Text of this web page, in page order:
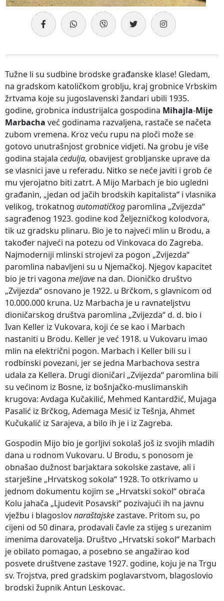
Tužne li su sudbine brodske građanske klase! Gledam,
na gradskom katoličkom groblju, kraj grobnice Vrbskim
žrtvama koje su jugoslavenski žandari ubili 1935.
godine, grobnica industrijalca gospodina Mihajla-Mije
Marbacha već godinama razvaljena, rastače se načeta
zubom vremena. Kroz veću rupu na ploči može se
gotovo unutrašnjost grobnice vidjeti. Na grobu je više
godina stajala cedulja, obavijest grobljanske uprave da
se vlasnici jave u referadu. Nitko se neće javiti i grob će
mu vjerojatno biti zatrt. A Mijo Marbach je bio ugledni
građanin, „jedan od jačih brodskih kapitalista“ i vlasnika
velikog, trokatnog automatičkog paromlina „Zvijezda“
sagrađenog 1923. godine kod Željezničkog kolodvora,
tik uz gradsku plinaru. Bio je to najveći mlin u Brodu, a
također najveći na potezu od Vinkovaca do Zagreba.
Najmoderniji mlinski strojevi za pogon „Zvijezda“
paromlina nabavljeni su u Njemačkoj. Njegov kapacitet
bio je tri vagona meljave na dan. Dioničko društvo
„Zvijezda“ osnovano je 1922. u Brčkom, s glavnicom od
10.000.000 kruna. Uz Marbacha je u ravnateljstvu
dioničarskog društva paromlina „Zvijezda“ d. d. bio i
Ivan Keller iz Vukovara, koji će se kao i Marbach
nastaniti u Brodu. Keller je već 1918. u Vukovaru imao
mlin na električni pogon. Marbach i Keller bili su i
rodbinski povezani, jer se jedna Marbachova sestra
udala za Kellera. Drugi dioničari „Zvijezda“ paromlina bili
su većinom iz Bosne, iz bošnjačko-muslimanskih
krugova: Avdaga Kučakilić, Mehmed Kantardžić, Mujaga
Pasalić iz Brčkog, Ademaga Mesić iz Tešnja, Ahmet
Kučukalić iz Sarajeva, a bilo ih je i iz Zagreba.
Gospodin Mijo bio je gorljivi sokolaš još iz svojih mladih
dana u rodnom Vukovaru. U Brodu, s ponosom je
obnašao dužnost barjaktara sokolske zastave, ali i
starješine „Hrvatskog sokola“ 1928. To otkrivamo u
jednom dokumentu kojim se „Hrvatski sokol“ obraća
Kolu jahača „Ljudevit Posavski“ pozivajući ih na javnu
vježbu i blagoslovnaraštajskezastave. Pritom su, po
cijeni od 50 dinara, prodavali čavle za stijeg s urezanim
imenima darovatelja. Društvo „Hrvatski sokol“ Marbach
je obilato pomagao, a posebno se angažirao kod
posvete društvene zastave 1927. godine, koju je na Trgu
sv. Trojstva, pred gradskim poglavarstvom, blagoslovio
brodski župnik Antun Leskovac.